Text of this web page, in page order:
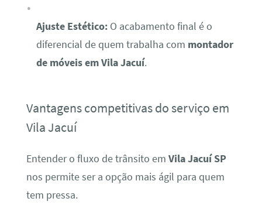
Ajuste Estético:O acabamento final é o
diferencial de quem trabalha com montador
de móveis em Vila Jacuí.
Vantagens competitivas do serviço em
Vila Jacuí
Entender o fluxo de trânsito em Vila Jacuí SP
nos permite ser a opção mais ágil para quem
tem pressa.